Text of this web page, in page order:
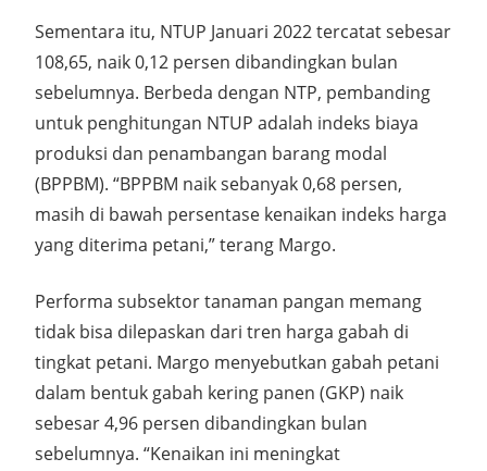
Sementara itu, NTUP Januari 2022 tercatat sebesar
108,65, naik 0,12 persen dibandingkan bulan
sebelumnya. Berbeda dengan NTP, pembanding
untuk penghitungan NTUP adalah indeks biaya
produksi dan penambangan barang modal
(BPPBM). “BPPBM naik sebanyak 0,68 persen,
masih di bawah persentase kenaikan indeks harga
yang diterima petani,” terang Margo.
Performa subsektor tanaman pangan memang
tidak bisa dilepaskan dari tren harga gabah di
tingkat petani. Margo menyebutkan gabah petani
dalam bentuk gabah kering panen (GKP) naik
sebesar 4,96 persen dibandingkan bulan
sebelumnya. “Kenaikan ini meningkat